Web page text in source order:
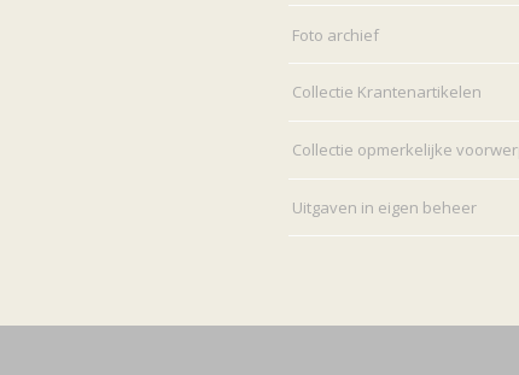
Foto archief
Collectie Krantenartikelen
Collectie opmerkelijke
Uitgaven in eigen beheer